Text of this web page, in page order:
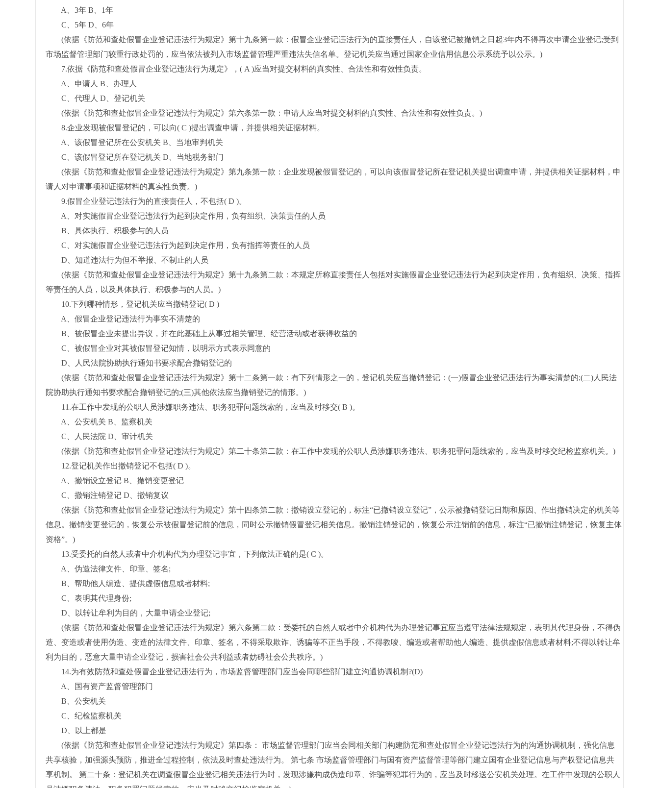
A、3年 B、1年
C、5年 D、6年
(依据《防范和查处假冒企业登记违法行为规定》第十九条第一款：假冒企业登记违法行为的直接责任人，自该登记被撤销之日起3年内不得再次申请企业登记;受到
市场监督管理部门较重行政处罚的，应当依法被列入市场监督管理严重违法失信名单。登记机关应当通过国家企业信用信息公示系统予以公示。)
7.依据《防范和查处假冒企业登记违法行为规定》，( A )应当对提交材料的真实性、合法性和有效性负责。
A、申请人 B、办理人
C、代理人 D、登记机关
(依据《防范和查处假冒企业登记违法行为规定》第六条第一款：申请人应当对提交材料的真实性、合法性和有效性负责。)
8.企业发现被假冒登记的，可以向( C )提出调查申请，并提供相关证据材料。
A、该假冒登记所在公安机关 B、当地审判机关
C、该假冒登记所在登记机关 D、当地税务部门
(依据《防范和查处假冒企业登记违法行为规定》第九条第一款：企业发现被假冒登记的，可以向该假冒登记所在登记机关提出调查申请，并提供相关证据材料，申
请人对申请事项和证据材料的真实性负责。)
9.假冒企业登记违法行为的直接责任人，不包括( D )。
A、对实施假冒企业登记违法行为起到决定作用，负有组织、决策责任的人员
B、具体执行、积极参与的人员
C、对实施假冒企业登记违法行为起到决定作用，负有指挥等责任的人员
D、知道违法行为但不举报、不制止的人员
(依据《防范和查处假冒企业登记违法行为规定》第十九条第二款：本规定所称直接责任人包括对实施假冒企业登记违法行为起到决定作用，负有组织、决策、指挥
等责任的人员，以及具体执行、积极参与的人员。)
10.下列哪种情形，登记机关应当撤销登记( D )
A、假冒企业登记违法行为事实不清楚的
B、被假冒企业未提出异议，并在此基础上从事过相关管理、经营活动或者获得收益的
C、被假冒企业对其被假冒登记知情，以明示方式表示同意的
D、人民法院协助执行通知书要求配合撤销登记的
(依据《防范和查处假冒企业登记违法行为规定》第十二条第一款：有下列情形之一的，登记机关应当撤销登记：(一)假冒企业登记违法行为事实清楚的;(二)人民法
院协助执行通知书要求配合撤销登记的;(三)其他依法应当撤销登记的情形。)
11.在工作中发现的公职人员涉嫌职务违法、职务犯罪问题线索的，应当及时移交( B )。
A、公安机关 B、监察机关
C、人民法院 D、审计机关
(依据《防范和查处假冒企业登记违法行为规定》第二十条第二款：在工作中发现的公职人员涉嫌职务违法、职务犯罪问题线索的，应当及时移交纪检监察机关。)
12.登记机关作出撤销登记不包括( D )。
A、撤销设立登记 B、撤销变更登记
C、撤销注销登记 D、撤销复议
(依据《防范和查处假冒企业登记违法行为规定》第十四条第二款：撤销设立登记的，标注“已撤销设立登记”，公示被撤销登记日期和原因、作出撤销决定的机关等
信息。撤销变更登记的，恢复公示被假冒登记前的信息，同时公示撤销假冒登记相关信息。撤销注销登记的，恢复公示注销前的信息，标注“已撤销注销登记，恢复主体
资格”。)
13.受委托的自然人或者中介机构代为办理登记事宜，下列做法正确的是( C )。
A、伪造法律文件、印章、签名;
B、帮助他人编造、提供虚假信息或者材料;
C、表明其代理身份;
D、以转让牟利为目的，大量申请企业登记;
(依据《防范和查处假冒企业登记违法行为规定》第六条第二款：受委托的自然人或者中介机构代为办理登记事宜应当遵守法律法规规定，表明其代理身份，不得伪
造、变造或者使用伪造、变造的法律文件、印章、签名，不得采取欺诈、诱骗等不正当手段，不得教唆、编造或者帮助他人编造、提供虚假信息或者材料;不得以转让牟
利为目的，恶意大量申请企业登记，损害社会公共利益或者妨碍社会公共秩序。)
14.为有效防范和查处假冒企业登记违法行为，市场监督管理部门应当会同哪些部门建立沟通协调机制?(D)
A、国有资产监督管理部门
B、公安机关
C、纪检监察机关
D、以上都是
(依据《防范和查处假冒企业登记违法行为规定》第四条： 市场监督管理部门应当会同相关部门构建防范和查处假冒企业登记违法行为的沟通协调机制，强化信息
共享核验，加强源头预防，推进全过程控制，依法及时查处违法行为。 第七条 市场监督管理部门与国有资产监督管理等部门建立国有企业登记信息与产权登记信息共
享机制。 第二十条：登记机关在调查假冒企业登记相关违法行为时，发现涉嫌构成伪造印章、诈骗等犯罪行为的，应当及时移送公安机关处理。在工作中发现的公职人